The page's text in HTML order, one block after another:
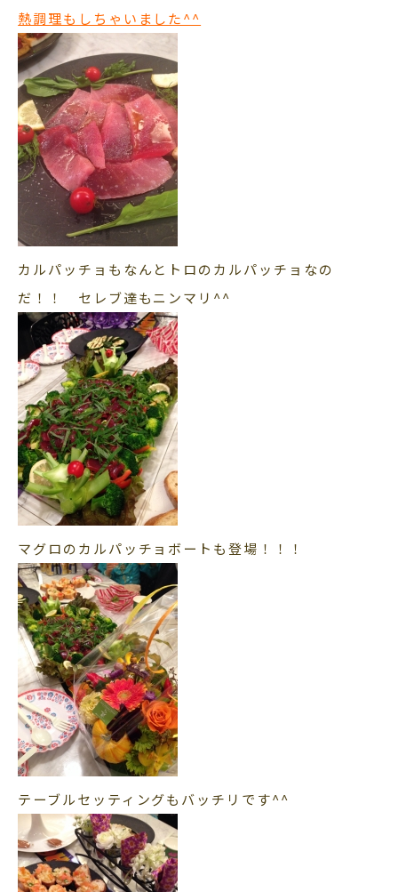
熱調理もしちゃいました^^
カルパッチョもなんとトロのカルパッチョなの
だ！！ セレブ達もニンマリ^^
マグロのカルパッチョボートも登場！！！
テーブルセッティングもバッチリです^^